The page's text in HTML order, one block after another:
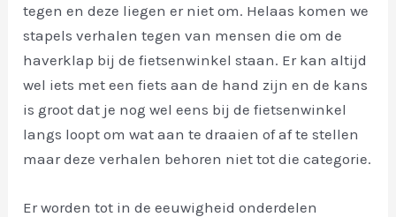
tegen en deze liegen er niet om. Helaas komen we
stapels verhalen tegen van mensen die om de
haverklap bij de fietsenwinkel staan. Er kan altijd
wel iets met een fiets aan de hand zijn en de kans
is groot dat je nog wel eens bij de fietsenwinkel
langs loopt om wat aan te draaien of af te stellen
maar deze verhalen behoren niet tot die categorie.
Er worden tot in de eeuwigheid onderdelen